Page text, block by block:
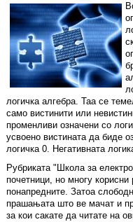
логичка алгебра. Таа се
само вистинити или
променливи означени со
усвоено вистината да биде
логичка 0. Негативната
Рубриката "Школа за
почетници, но многу корисни
понапредните. Затоа
прашањата што ве мачат и
за кои сакате да читате на